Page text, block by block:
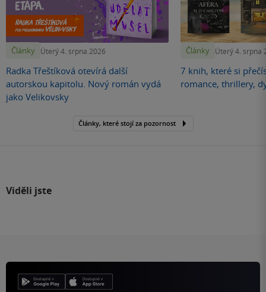
Články Úterý 4. srpna 2026
Radka Třeštíková otevírá další
autorskou kapitolu. Nový román vydá
jako Velikovsky
Články Úterý 4. srpna
7 knih, které si
romance, thrillery,
Články, které stojí za pozornost
Viděli jste